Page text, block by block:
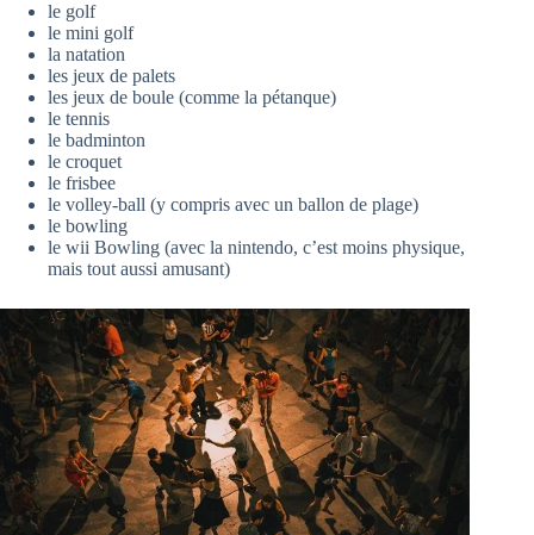
le golf
le mini golf
la natation
les jeux de palets
les jeux de boule (comme la pétanque)
le tennis
le badminton
le croquet
le frisbee
le volley-ball (y compris avec un ballon de plage)
le bowling
le wii Bowling (avec la nintendo, c’est moins physique,
mais tout aussi amusant)